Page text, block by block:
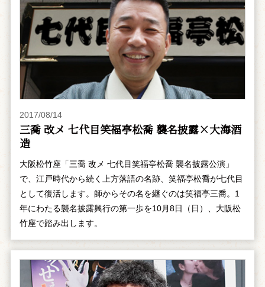
2017/08/14
三喬 改メ 七代目笑福亭松喬 襲名披露×大海酒
造
大阪松竹座「三喬 改メ 七代目笑福亭松喬 襲名披露公演」
で、江戸時代から続く上方落語の名跡、笑福亭松喬が七代目
として復活します。師からその名を継ぐのは笑福亭三喬。1
年にわたる襲名披露興行の第一歩を10月8日（日）、大阪松
竹座で踏み出します。